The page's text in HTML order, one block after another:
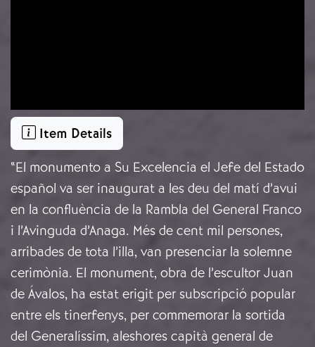
Item Details
“El monumento a Su Excelencia el Jefe del Estado
español va ser inaugurat a les deu del matí d’avui
en la confluència de la Rambla del General Franco
i l’Avinguda d’Anaga. Més de cent mil persones,
arribades de tota l’illa, van presenciar la solemne
cerimònia. El monument, obra de l’escultor Juan
de Ávalos, ha estat erigit per subscripció popular
entre els tinerfenys, per commemorar la sortida
del Generalíssim, aleshores capità general de